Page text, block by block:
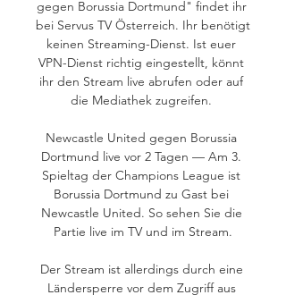
gegen Borussia Dortmund" findet ihr
bei Servus TV Österreich. Ihr benötigt
keinen Streaming-Dienst. Ist euer
VPN-Dienst richtig eingestellt, könnt
ihr den Stream live abrufen oder auf
die Mediathek zugreifen.
Newcastle United gegen Borussia
Dortmund live vor 2 Tagen — Am 3.
Spieltag der Champions League ist
Borussia Dortmund zu Gast bei
Newcastle United. So sehen Sie die
Partie live im TV und im Stream.
Der Stream ist allerdings durch eine
Ländersperre vor dem Zugriff aus